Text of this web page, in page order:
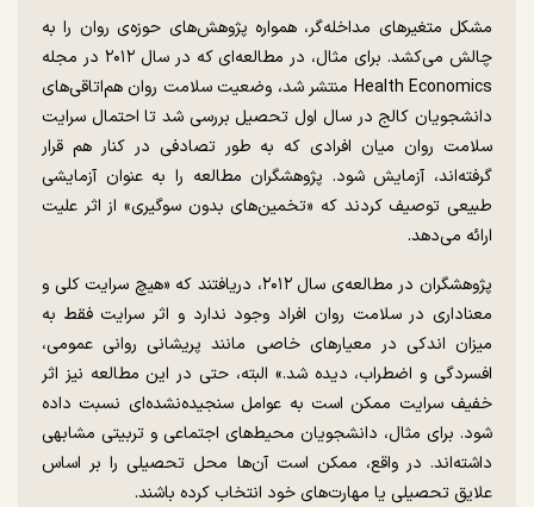
مشکل متغیرهای مداخله‌گر، همواره پژوهش‌های حوزه‌ی روان را به
چالش می‌کشد. برای مثال، در مطالعه‌ای که در سال ۲۰۱۲ در مجله
Health Economics منتشر شد، وضعیت سلامت روان هم‌اتاقی‌های
دانشجویان کالج در سال اول تحصیل بررسی شد تا احتمال سرایت
سلامت روان میان افرادی که به طور تصادفی در کنار هم قرار
گرفته‌اند، آزمایش شود. پژوهشگران مطالعه را به عنوان آزمایشی
طبیعی توصیف کردند که «تخمین‌های بدون سوگیری» از اثر علیت
ارائه می‌دهد.
پژوهشگران در مطالعه‌ی سال ۲۰۱۲، دریافتند که «هیچ سرایت کلی و
معناداری در سلامت روان افراد وجود ندارد و اثر سرایت فقط به
میزان اندکی در معیارهای خاصی مانند پریشانی روانی عمومی،
افسردگی و اضطراب، دیده شد.» البته، حتی در این مطالعه نیز اثر
خفیف سرایت ممکن است به عوامل سنجیده‌نشده‌ای نسبت داده
شود. برای مثال، دانشجویان محیط‌های اجتماعی و تربیتی مشابهی
داشته‌اند. در واقع، ممکن است آن‌ها محل تحصیلی را بر اساس
علایق تحصیلی یا مهارت‌های خود انتخاب کرده باشند.